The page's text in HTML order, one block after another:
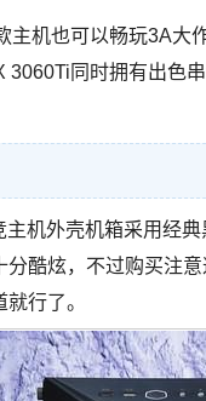
主机也可以畅玩3A大
同时拥有出色
机外壳机箱采用经
酷炫，不过购买注
行了。